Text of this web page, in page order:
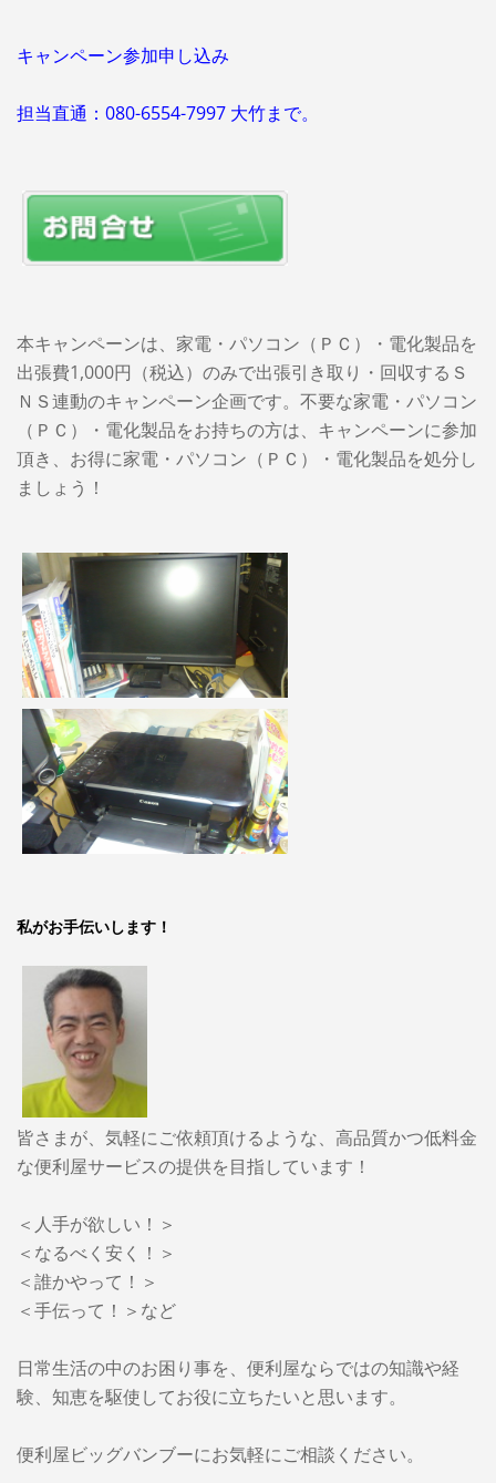
キャンペーン参加申し込み
担当直通：080-6554-7997 大竹まで。
本キャンペーンは、家電・パソコン（ＰＣ）・電化製品を
出張費1,000円（税込）のみで出張引き取り・回収するＳ
ＮＳ連動のキャンペーン企画です。不要な家電・パソコン
（ＰＣ）・電化製品をお持ちの方は、キャンペーンに参加
頂き、お得に家電・パソコン（ＰＣ）・電化製品を処分し
ましょう！
私がお手伝いします！
皆さまが、気軽にご依頼頂けるような、高品質かつ低料金
な便利屋サービスの提供を目指しています！
＜人手が欲しい！＞
＜なるべく安く！＞
＜誰かやって！＞
＜手伝って！＞など
日常生活の中のお困り事を、便利屋ならではの知識や経
験、知恵を駆使してお役に立ちたいと思います。
便利屋ビッグバンブーにお気軽にご相談ください。